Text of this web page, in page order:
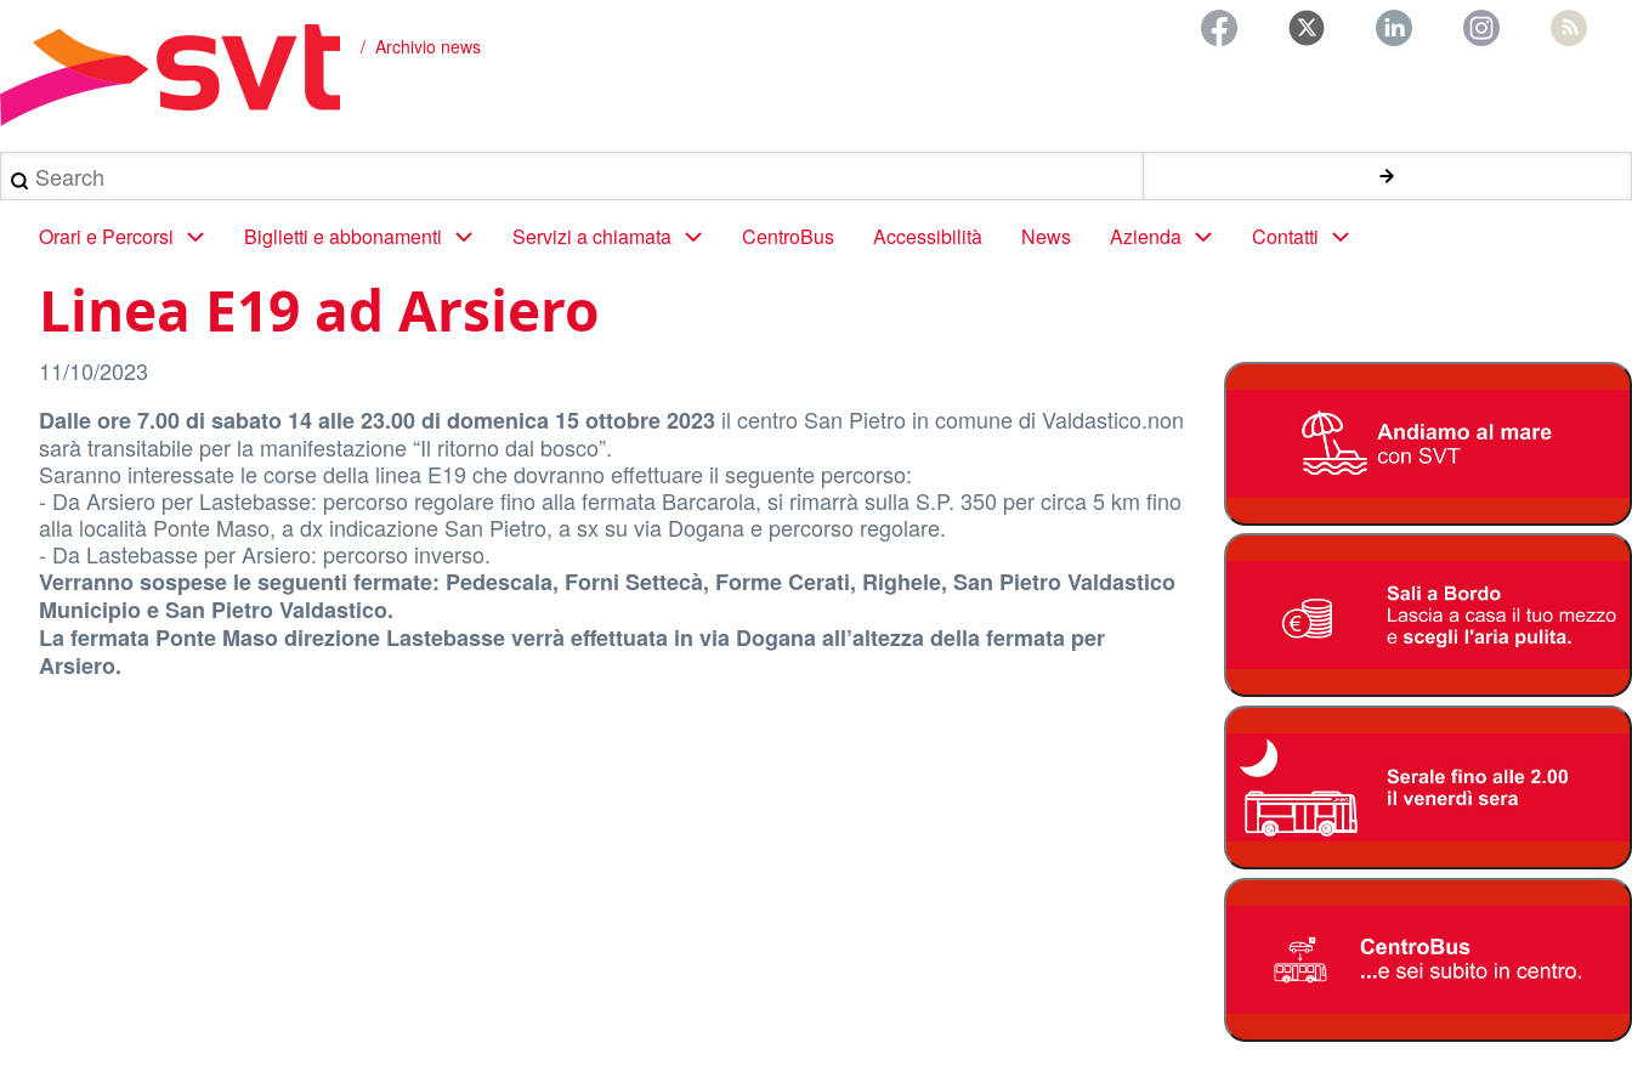
contenuto
principale
Briciole
di
pane
Archivio news
Search
Main
navigation
Orari e Percorsi Biglietti e abbonamenti Servizi a chiamata CentroBus Accessibilità News Azienda Contatti
Linea E19 ad Arsiero
11/10/2023
Dalle ore 7.00 di sabato 14 alle 23.00 di domenica 15 ottobre 2023 il centro San Pietro in comune di Valdastico.non
sarà transitabile per la manifestazione “Il ritorno dal bosco”.
Saranno interessate le corse della linea E19 che dovranno effettuare il seguente percorso:
- Da Arsiero per Lastebasse: percorso regolare fino alla fermata Barcarola, si rimarrà sulla S.P. 350 per circa 5 km fino
alla località Ponte Maso, a dx indicazione San Pietro, a sx su via Dogana e percorso regolare.
- Da Lastebasse per Arsiero: percorso inverso.
Verranno sospese le seguenti fermate: Pedescala, Forni Settecà, Forme Cerati, Righele, San Pietro Valdastico
Municipio e San Pietro Valdastico.
La fermata Ponte Maso direzione Lastebasse verrà effettuata in via Dogana all’altezza della fermata per
Arsiero.